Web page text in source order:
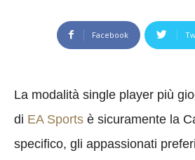
Facebook
La modalità single player più
di EA Sports è sicuramente la
specifico, gli appassionati